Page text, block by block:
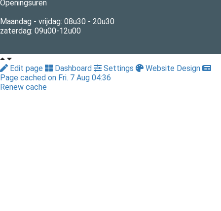
Openingsuren
Maandag - vrijdag: 08u30 - 20u30
zaterdag: 09u00-12u00
Edit page Dashboard Settings
Website Design
Page cached on Fri. 7 Aug 04:36
Renew cache